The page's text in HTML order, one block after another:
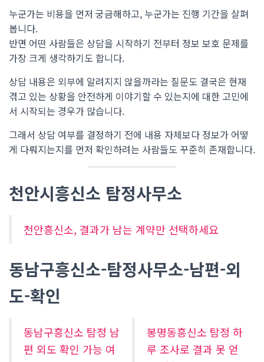
누군가는 비용을 먼저 궁금해하고, 누군가는 진행 기간을 살펴
봅니다.
반면 어떤 사람들은 상담을 시작하기 전부터 정보 보호 문제를
가장 크게 생각하기도 합니다.
상담 내용은 외부에 알려지지 않을까라는 질문도 결국은 현재
겪고 있는 상황을 안전하게 이야기할 수 있는지에 대한 고민에
서 시작되는 경우가 많습니다.
그래서 상담 여부를 결정하기 전에 내용 자체보다 정보가 어떻
게 다뤄지는지를 먼저 확인하려는 사람들도 꾸준히 존재합니다.
천안시흥신소 탐정사무소
천안흥신소, 결과가 남는 계약만 선택하세요
동남구흥신소-탐정사무소-남편-외
도-확인
동남구흥신소 탐정 남
편 외도 확인 가능 여
봉명동흥신소 탐정 하
루 조사로 결과 못 얻